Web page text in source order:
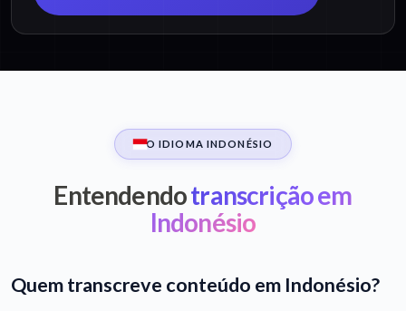
O IDIOMA INDONÉSIO
Entendendotranscrição em
Indonésio
Quem transcreve conteúdo em Indonésio?